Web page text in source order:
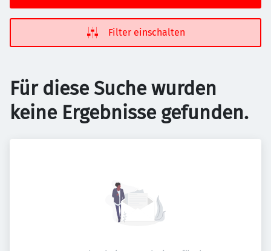
Filter einschalten
Für diese Suche wurden
keine Ergebnisse gefunden.